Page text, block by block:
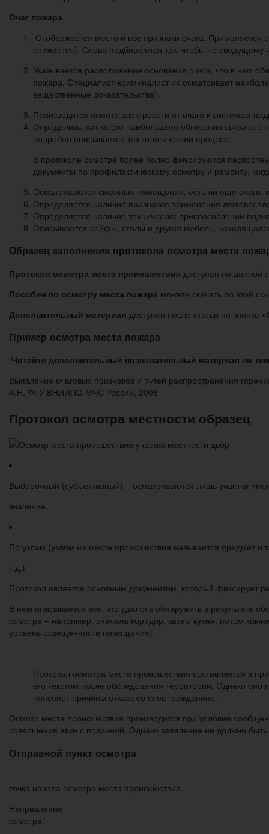
Очаг пожара
Отображается место и все признаки очага. Применяется
снижается). Слова подбираются так, чтобы не сведущему
Указывается расположение основания очага, что в нем
пожара. Специалист-криминалист их осматривает
вещественные доказательства).
Производится осмотр электросети от очага к системам
Определить, как место наибольшего обгорания связано
подробно описывается технологический процесс.
В протоколе осмотра более полно фиксируются
документы по профилактическому осмотру и ремонту,
Осматриваются смежные помещения, есть ли еще очаги,
Определяется наличие признаков применения
Определяется наличие технических приспособлений
Описываются сейфы, столы и другая мебель,
Образец заполнения протокола осмотра места
Протокол осмотра места происшествия доступен по данной
Пособие по осмотру места пожара можете скачать по этой
Дополнительный материал доступен после статьи по кнопке
Пример осмотра места пожара
Читайте дополнительный познавательный материал по
Выявление очаговых признаков и путей распространения
А.Н. ФГУ ВНИИПО МЧС России, 2008
Протокол осмотра местности образец
Выборочный (субъективный) – осматриваются лишь участки
значение.
По узлам (узлом на месте происшествия называется предмет
т.д.)
Протокол является основным документом, который фиксирует
В нем описывается все, что удалось обнаружить в результате
осмотра – например, сначала коридор, затем кухня, потом
уровень освещенности помещения).
Протокол осмотра места происшествия составляется в
его текстом после обследования территории. Однако оно
поясняет причины отказа со слов гражданина.
Осмотр места происшествия производится при условии
совершения явки с повинной. Однако заявление не должно
Отправной пункт осмотра
–
точка начала осмотра места происшествия.
Направление
осмотра: